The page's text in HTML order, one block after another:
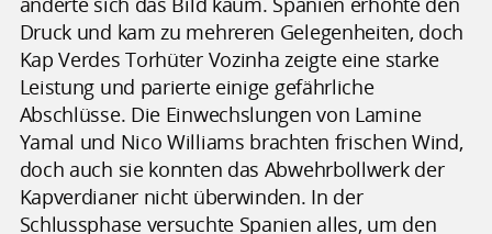
Druck und kam zu mehreren Gelegenheiten, doch
Kap Verdes Torhüter Vozinha zeigte eine starke
Leistung und parierte einige gefährliche
Abschlüsse. Die Einwechslungen von Lamine
Yamal und Nico Williams brachten frischen Wind,
doch auch sie konnten das Abwehrbollwerk der
Kapverdianer nicht überwinden. In der
Schlussphase versuchte Spanien alles, um den